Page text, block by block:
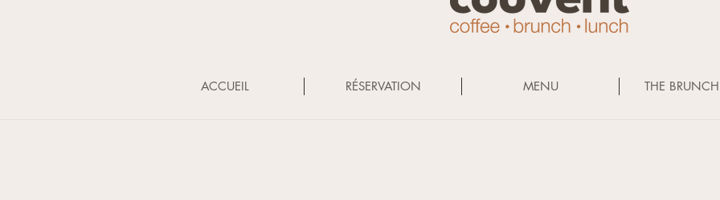
ACCUEIL RÉSERVATION MENU THE